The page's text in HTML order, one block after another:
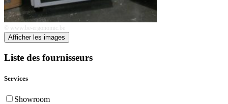
© www.be-ergonomic.be
Afficher les images
Liste des fournisseurs
Services
Showroom